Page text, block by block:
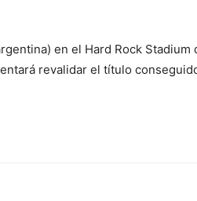
en el Hard Rock Stadium
revalidar el título